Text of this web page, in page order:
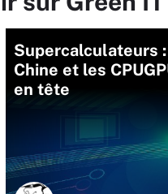
Supercalculateurs
Chine et les
en tête